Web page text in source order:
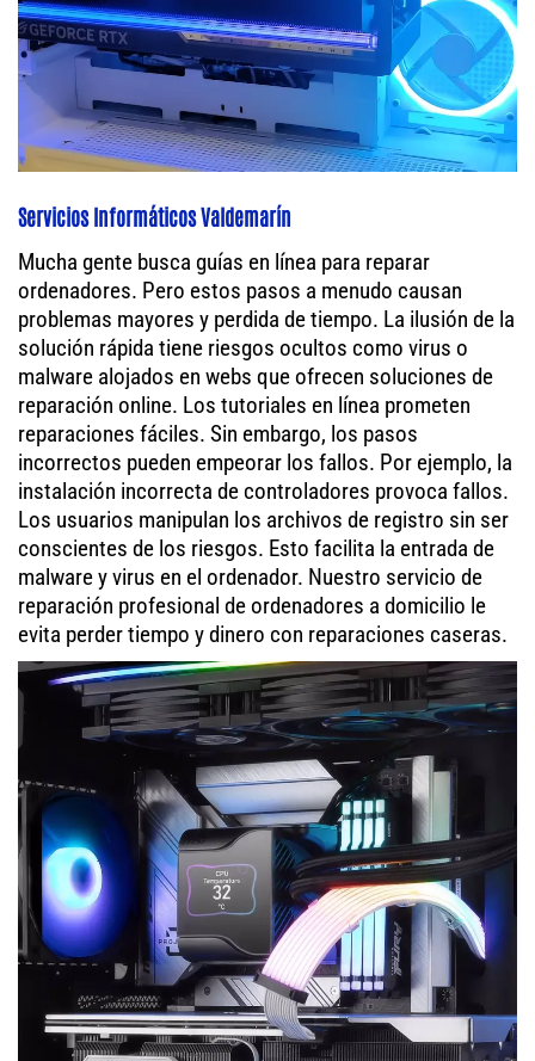
Servicios Informáticos Valdemarín
Mucha gente busca guías en línea para reparar
ordenadores. Pero estos pasos a menudo causan
problemas mayores y perdida de tiempo. La ilusión de la
solución rápida tiene riesgos ocultos como virus o
malware alojados en webs que ofrecen soluciones de
reparación online. Los tutoriales en línea prometen
reparaciones fáciles. Sin embargo, los pasos
incorrectos pueden empeorar los fallos. Por ejemplo, la
instalación incorrecta de controladores provoca fallos.
Los usuarios manipulan los archivos de registro sin ser
conscientes de los riesgos. Esto facilita la entrada de
malware y virus en el ordenador. Nuestro servicio de
reparación profesional de ordenadores a domicilio le
evita perder tiempo y dinero con reparaciones caseras.